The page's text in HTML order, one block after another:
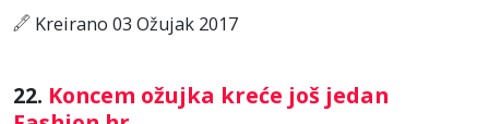
Kreirano 03 Ožujak 2017
22. Koncem ožujka kreće još jedan